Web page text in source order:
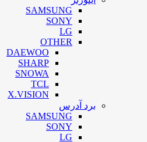
SAMSUNG
SONY
LG
OTHER
DAEWOO
SHARP
SNOWA
TCL
X.VISION
برد آدرس
SAMSUNG
SONY
LG